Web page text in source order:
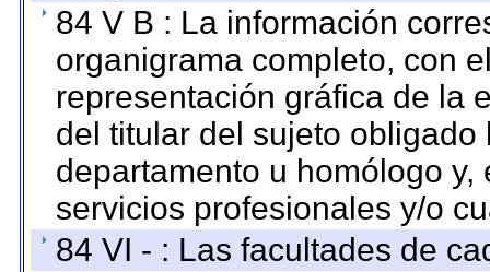
84 V B : La información
organigrama completo, con
representación gráfica de la
del titular del sujeto
departamento u homólogo
servicios profesionales y/o
84 VI - : Las facultades de